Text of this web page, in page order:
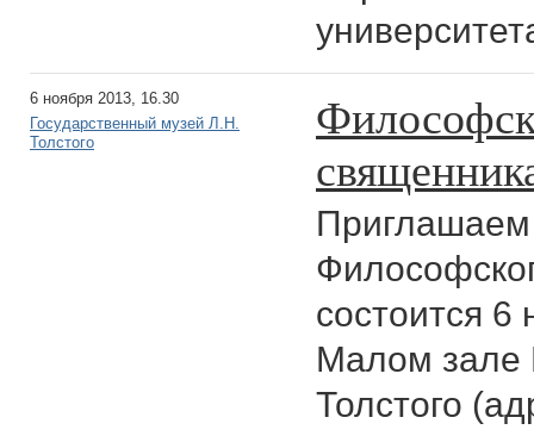
6 ноября 2013, 16.30
Государственный музей Л.Н.
Толстого
Приглашаем
состоится 6
Малом зале
Толстого